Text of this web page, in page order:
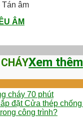
Tán âm
ÂM
Xem thêm